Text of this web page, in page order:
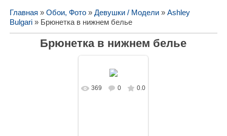
Главная » Обои, Фото» Девушки / Модели» Ashley
Bulgari» Брюнетка в нижнем белье
Брюнетка в нижнем белье
В реальном
369 0 0.0